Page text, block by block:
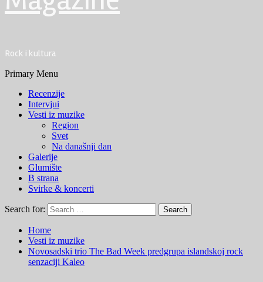
Rock i kultura
Primary Menu
Recenzije
Intervjui
Vesti iz muzike
Region
Svet
Na današnji dan
Galerije
Glumište
B strana
Svirke & koncerti
Search for:
Home
Vesti iz muzike
Novosadski trio The Bad Week predgrupa islandskoj rock
senzaciji Kaleo